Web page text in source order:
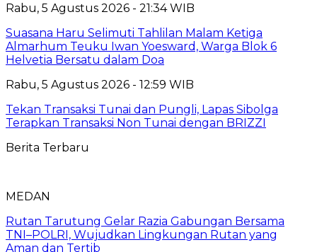
Rabu, 5 Agustus 2026 - 21:34 WIB
Suasana Haru Selimuti Tahlilan Malam Ketiga
Almarhum Teuku Iwan Yoesward, Warga Blok 6
Helvetia Bersatu dalam Doa
Rabu, 5 Agustus 2026 - 12:59 WIB
Tekan Transaksi Tunai dan Pungli, Lapas Sibolga
Terapkan Transaksi Non Tunai dengan BRIZZI
Berita Terbaru
MEDAN
Rutan Tarutung Gelar Razia Gabungan Bersama
TNI–POLRI, Wujudkan Lingkungan Rutan yang
Aman dan Tertib